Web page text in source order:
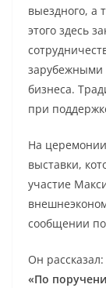
выездного, а
этого здесь
зарубежными
бизнеса.
при
На
выставки,
участие
сообщении
Он рассказал:
«По